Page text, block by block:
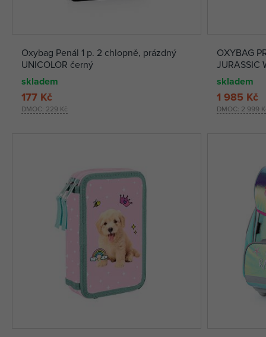
Oxybag Penál 1 p. 2 chlopně, prázdný
UNICOLOR černý
skladem
DMOC: 229 Kč
177 Kč
OXYBAG
JURASSIC
skladem
DMOC: 2 999
1 985 Kč